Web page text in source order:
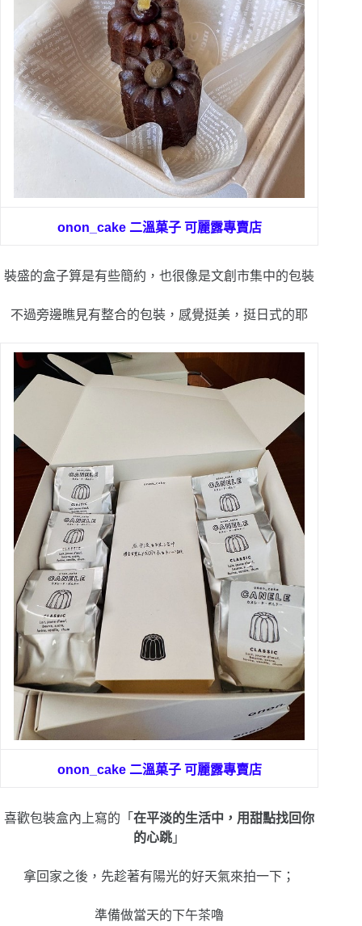
onon_cake 二溫菓子 可麗露專賣店
裝盛的盒子算是有些簡約，也很像是文創市集中的包裝
不過旁邊瞧見有整合的包裝，感覺挺美，挺日式的耶
onon_cake 二溫菓子 可麗露專賣店
喜歡包裝盒內上寫的「在平淡的生活中，用甜點找回你
的心跳 」
拿回家之後，先趁著有陽光的好天氣來拍一下；
準備做當天的下午茶嚕